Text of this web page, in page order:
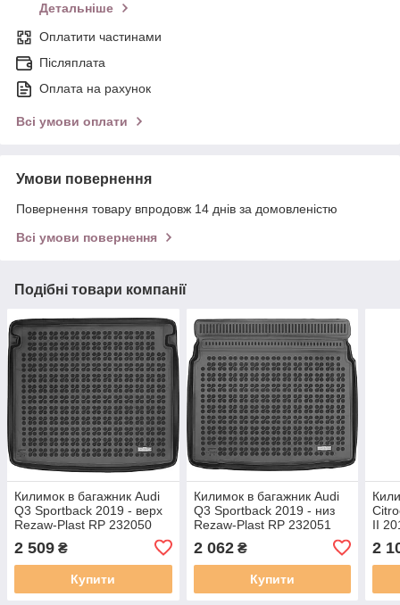
Детальніше
Оплатити частинами
Післяплата
Оплата на рахунок
Всі умови оплати
Умови повернення
Повернення товару впродовж 14 днів за домовленістю
Всі умови повернення
Подібні товари компанії
Килимок в багажник Audi
Q3 Sportback 2019 - верх
Rezaw-Plast RP 232050
2 509 ₴
Купити
Килимок в багажник Audi
Q3 Sportback 2019 - низ
Rezaw-Plast RP 232051
2 062₴
Купити
II
2